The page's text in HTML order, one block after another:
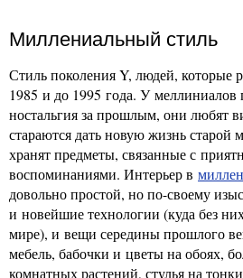
Миллениальный стиль
Стиль поколения Y, людей, которые
1985 и до 1995 года. У меллиниалов
ностальгия за прошлым, они любят
стараются дать новую жизнь старой
хранят предметы, связанные с
воспоминаниями. Интерьер в
довольно простой, но по-своему
и новейшие технологии (куда без
мире), и вещи середины прошлого
мебель, бабочки и цветы на обоях,
комнатных растений, стулья на